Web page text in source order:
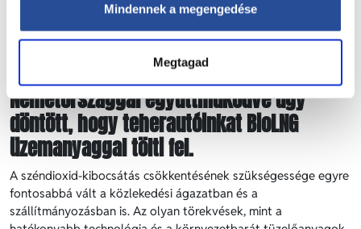
Mindennek a megengedése
Megtagad
Logistics GmbH egy környezetbarát
üzemanyagokkal kapcsolatos kísérleti
projekt keretében az euroShell
Németországgal együttműködve úgy
döntött, hogy teherautóinkat BioLNG
üzemanyaggal tölti fel.
A széndioxid-kibocsátás csökkentésének szükségessége egyre
fontosabbá vált a közlekedési ágazatban és a
szállítmányozásban is. Az olyan törekvések, mint a